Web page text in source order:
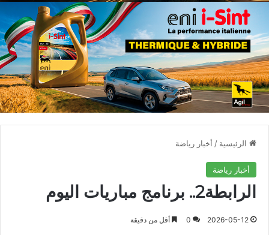
الرئيسية / أخبار رياضة
أخبار رياضة
الرابطة2.. برنامج مباريات اليوم
2026-05-12
0 أقل من دقيقة